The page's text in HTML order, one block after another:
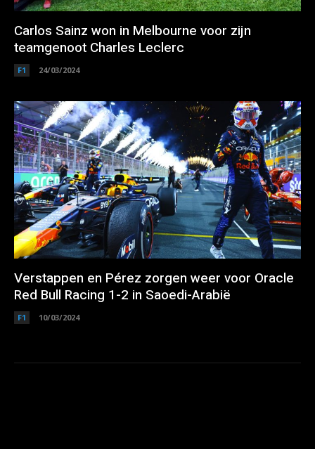
Carlos Sainz won in Melbourne voor zijn
teamgenoot Charles Leclerc
F1 24/03/2024
Verstappen en Pérez zorgen weer voor Oracle
Red Bull Racing 1-2 in Saoedi-Arabië
F1 10/03/2024